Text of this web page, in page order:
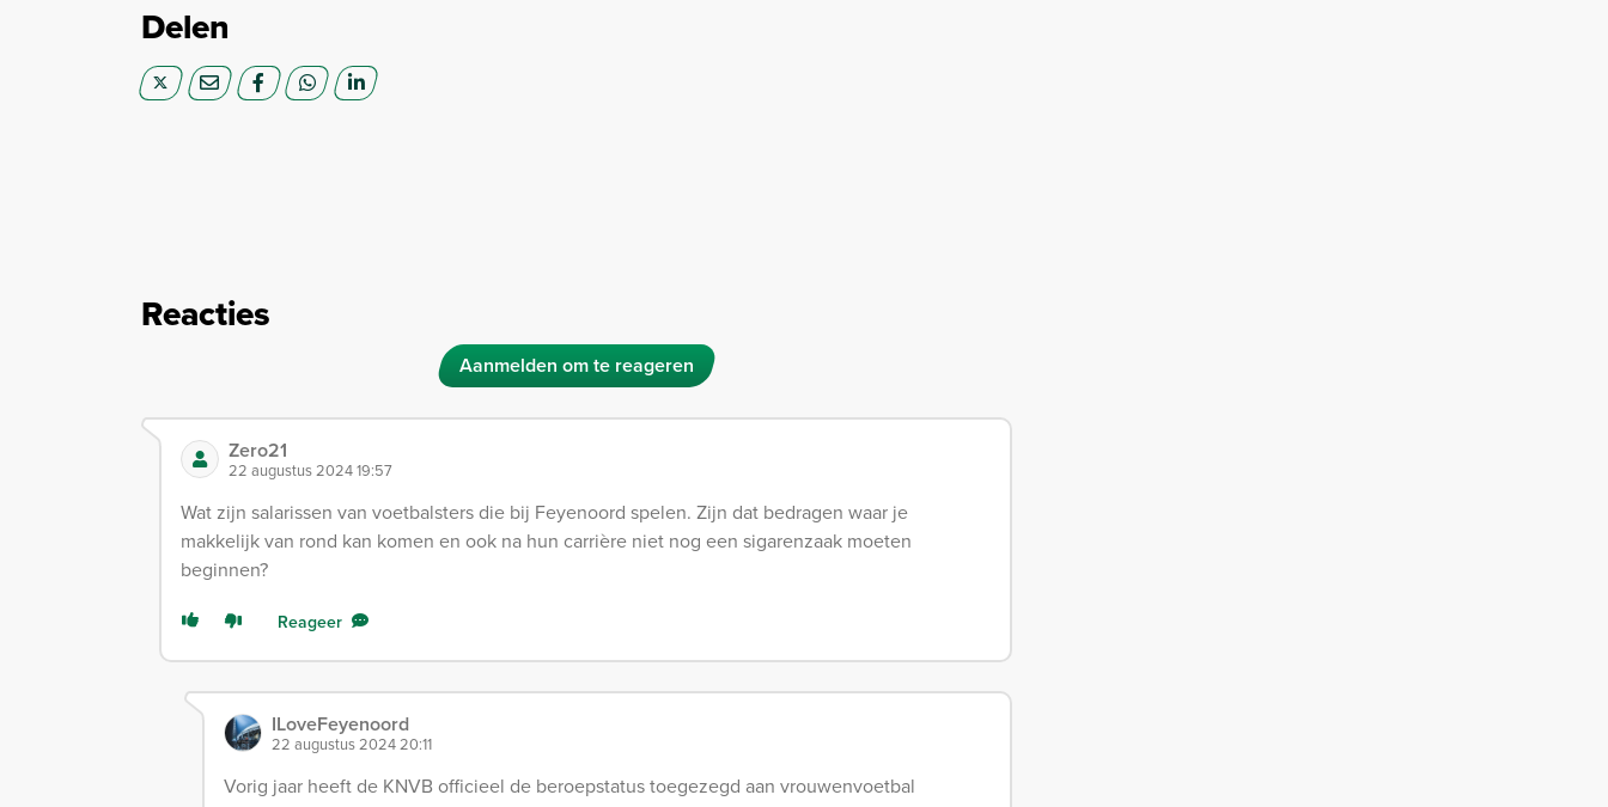
Delen
Reacties
Aanmelden om te reageren
Zero21
22 augustus 2024 19:57
Wat zijn salarissen van voetbalsters die bij Feyenoord spelen. Zijn dat bedragen waar je
makkelijk van rond kan komen en ook na hun carrière niet nog een sigarenzaak moeten
beginnen?
Reageer
ILoveFeyenoord
22 augustus 2024 20:11
Vorig jaar heeft de KNVB officieel de beroepstatus toegezegd aan vrouwenvoetbal